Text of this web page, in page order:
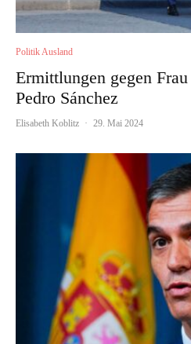
Politik Ausland
Ermittlungen gegen
Pedro Sánchez
Elisabeth Koblitz · 29. Mai 2024